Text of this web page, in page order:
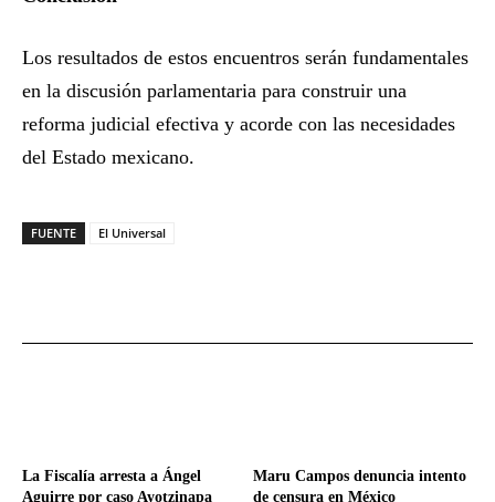
Los resultados de estos encuentros serán fundamentales
en la discusión parlamentaria para construir una
reforma judicial efectiva y acorde con las necesidades
del Estado mexicano.
FUENTE El Universal
La Fiscalía arresta a Ángel
Aguirre por caso Ayotzinapa
Maru Campos denuncia intento
de censura en México